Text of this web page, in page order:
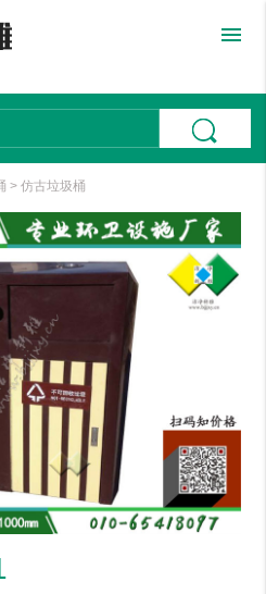
menu
> 仿古垃圾桶